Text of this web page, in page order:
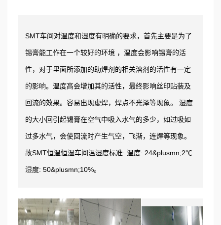
SMT车间对温度和湿度有明确的要求，首先主要是为了
锡膏能工作在一个较好的环境 ，温度会影响锡膏的活
性，对于里面所添加的助焊剂的相关溶剂的活性有一定
的影响。温度高会增加其的活性，最终影响丝印贴装及
回流的效果。容易出现虚焊，焊点不光泽等现象。 湿度
的大小回引起锡膏在空气中吸入水气的多少，如过吸如
过多水气，会使回流时产生气空，飞渐，连焊等现象。
故SMT恒温恒湿车间温湿度标准: 温度: 24&plusmn;2℃
湿度: 50&plusmn;10%。